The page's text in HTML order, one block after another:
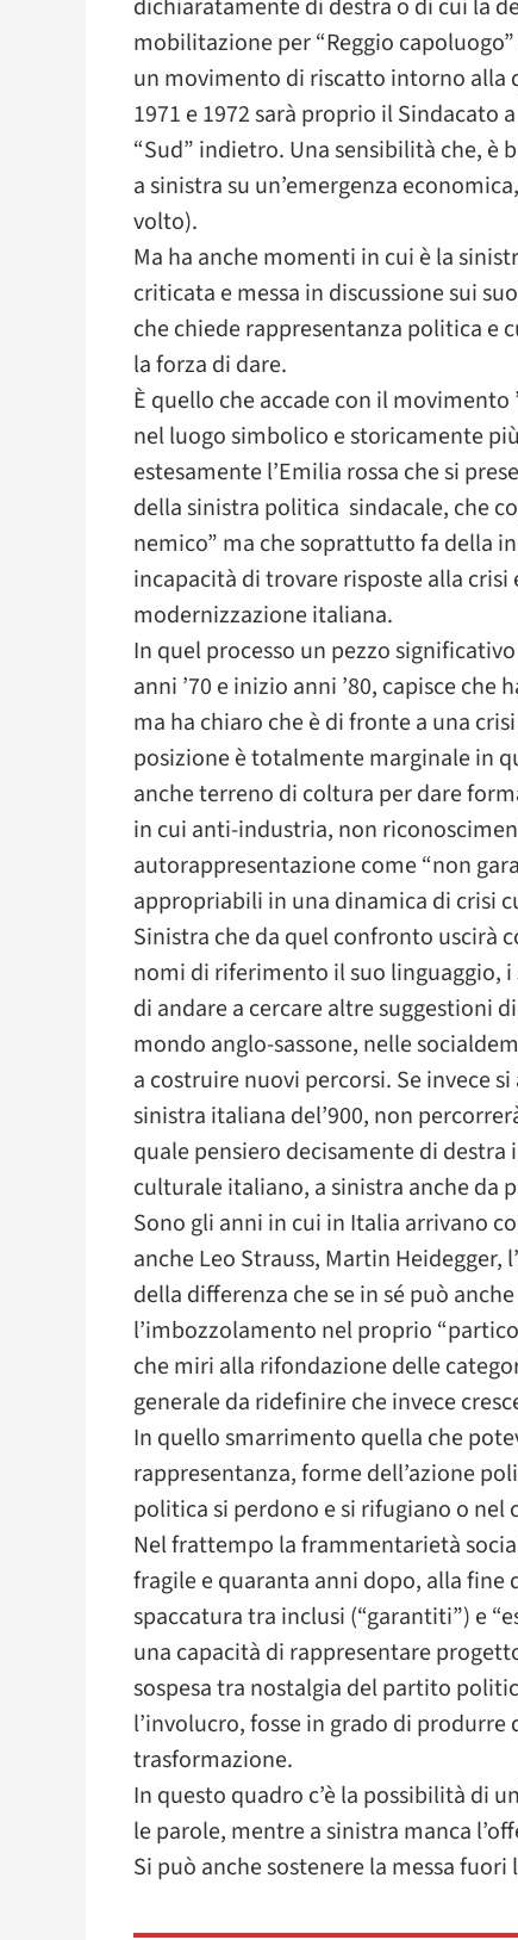
dichiaratamente di destra o di cui la
mobilitazione per “Reggio
un movimento di riscatto intorno alla
1971 e 1972 sarà proprio il Sindacato
“Sud” indietro. Una sensibilità che, è
a sinistra su un’emergenza
volto).
Ma ha anche momenti in cui è la
criticata e messa in discussione sui
che chiede rappresentanza politica e
la forza di dare.
È quello che accade con il
nel luogo simbolico e storicamente
estesamente l’Emilia rossa che si
della sinistra politica sindacale, che
nemico” ma che soprattutto fa della
incapacità di trovare risposte alla
modernizzazione italiana.
In quel processo un pezzo
anni ’70 e inizio anni ’80, capisce
ma ha chiaro che è di fronte a una
posizione è totalmente marginale in
anche terreno di coltura per dare
in cui anti-industria, non
autorappresentazione come “non
appropriabili in una dinamica di crisi
Sinistra che da quel confronto uscirà
nomi di riferimento il suo linguaggio,
di andare a cercare altre suggestioni
mondo anglo-sassone, nelle
a costruire nuovi percorsi. Se invece
sinistra italiana del’900, non
quale pensiero decisamente di
culturale italiano, a sinistra anche da
Sono gli anni in cui in Italia arrivano
anche Leo Strauss, Martin Heidegger,
della differenza che se in sé può
l’imbozzolamento nel proprio
che miri alla rifondazione delle
generale da ridefinire che invece
In quello smarrimento quella che
rappresentanza, forme dell’azione
politica si perdono e si rifugiano o nel
Nel frattempo la frammentarietà
fragile e quaranta anni dopo, alla
spaccatura tra inclusi (“garantiti”) e
una capacità di rappresentare
sospesa tra nostalgia del partito
l’involucro, fosse in grado di
trasformazione.
In questo quadro c’è la possibilità di
le parole, mentre a sinistra manca
Si può anche sostenere la messa